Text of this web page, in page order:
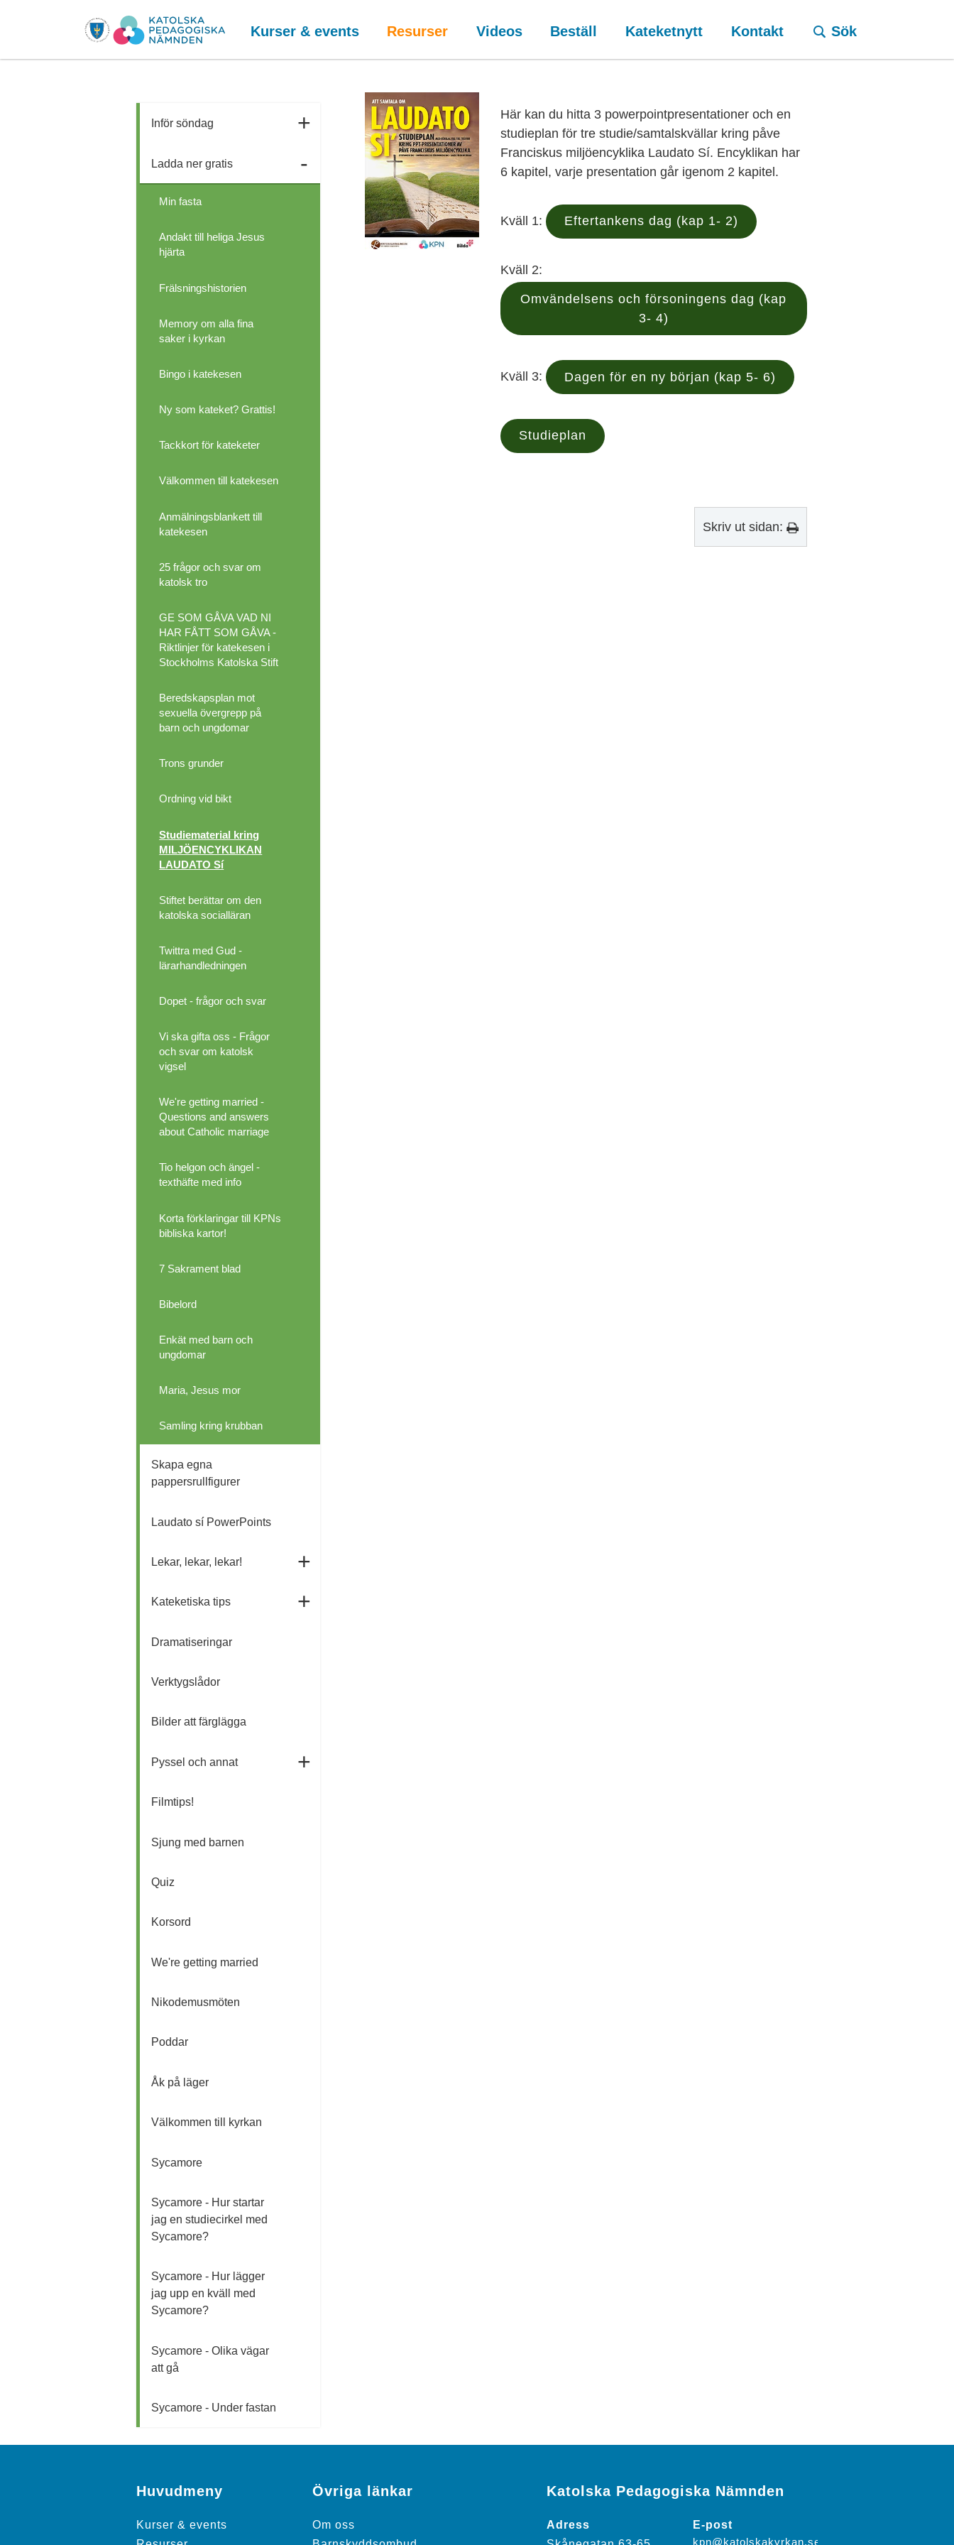
Kurser & events Resurser Videos Beställ Kateketnytt Kontakt Sök
Inför söndag
Ladda ner gratis
Min fasta
Andakt till heliga Jesus
hjärta
Frälsningshistorien
Memory om alla fina
saker i kyrkan
Bingo i katekesen
Ny som kateket? Grattis!
Tackkort för kateketer
Välkommen till katekesen
Anmälningsblankett till
katekesen
25 frågor och svar om
katolsk tro
GE SOM GÅVA VAD NI
HAR FÅTT SOM GÅVA -
Riktlinjer för katekesen i
Stockholms Katolska Stift
Beredskapsplan mot
sexuella övergrepp på
barn och ungdomar
Trons grunder
Ordning vid bikt
Studiematerial kring
MILJÖENCYKLIKAN
LAUDATO Sí
Stiftet berättar om den
katolska socialläran
Twittra med Gud -
lärarhandledningen
Dopet - frågor och svar
Vi ska gifta oss - Frågor
och svar om katolsk
vigsel
We're getting married -
Questions and answers
about Catholic marriage
Tio helgon och ängel -
texthäfte med info
Korta förklaringar till KPNs
bibliska kartor!
7 Sakrament blad
Bibelord
Enkät med barn och
ungdomar
Maria, Jesus mor
Samling kring krubban
Skapa egna
pappersrullfigurer
Laudato sí PowerPoints
Lekar, lekar, lekar!
Kateketiska tips
Dramatiseringar
Verktygslådor
Bilder att färglägga
Pyssel och annat
Filmtips!
Sjung med barnen
Quiz
Korsord
We're getting married
Nikodemusmöten
Poddar
Åk på läger
Välkommen till kyrkan
Sycamore
Sycamore - Hur startar
jag en studiecirkel med
Sycamore?
Sycamore - Hur lägger
jag upp en kväll med
Sycamore?
Sycamore - Olika vägar
att gå
Sycamore - Under fastan
Här kan du hitta 3 powerpointpresentationer och en
studieplan för tre studie/samtalskvällar kring påve
Franciskus miljöencyklika Laudato Sí. Encyklikan har
6 kapitel, varje presentation går igenom 2 kapitel.
Kväll 1: Eftertankens dag (kap 1- 2)
Kväll 2:
Omvändelsens och försoningens dag (kap
3- 4)
Kväll 3: Dagen för en ny början (kap 5- 6)
Studieplan
Skriv ut sidan:
Huvudmeny
Kurser & events
Övriga länkar
Om oss
Katolska Pedagogiska Nämnden
Adress
E-post
kpn@katolskakyrkan.se